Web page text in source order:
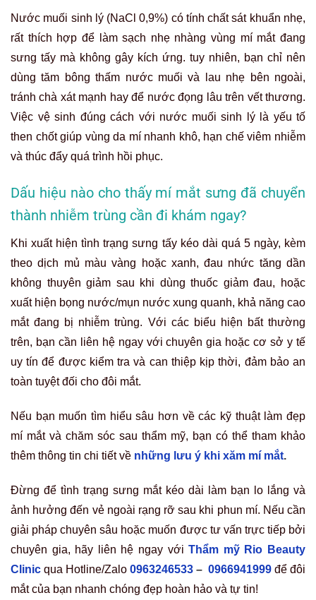
Nước muối sinh lý (NaCl 0,9%) có tính chất sát khuẩn nhẹ,
rất thích hợp để làm sạch nhẹ nhàng vùng mí mắt đang
sưng tấy mà không gây kích ứng. tuy nhiên, bạn chỉ nên
dùng tăm bông thấm nước muối và lau nhẹ bên ngoài,
tránh chà xát mạnh hay để nước đọng lâu trên vết thương.
Việc vệ sinh đúng cách với nước muối sinh lý là yếu tố
then chốt giúp vùng da mí nhanh khô, hạn chế viêm nhiễm
và thúc đẩy quá trình hồi phục.
Dấu hiệu nào cho thấy mí mắt sưng đã chuyển
thành nhiễm trùng cần đi khám ngay?
Khi xuất hiện tình trạng sưng tấy kéo dài quá 5 ngày, kèm
theo dịch mủ màu vàng hoặc xanh, đau nhức tăng dần
không thuyên giảm sau khi dùng thuốc giảm đau, hoặc
xuất hiện bọng nước/mụn nước xung quanh, khả năng cao
mắt đang bị nhiễm trùng. Với các biểu hiện bất thường
trên, bạn cần liên hệ ngay với chuyên gia hoặc cơ sở y tế
uy tín để được kiểm tra và can thiệp kịp thời, đảm bảo an
toàn tuyệt đối cho đôi mắt.
Nếu bạn muốn tìm hiểu sâu hơn về các kỹ thuật làm đẹp
mí mắt và chăm sóc sau thẩm mỹ, bạn có thể tham khảo
thêm thông tin chi tiết về những lưu ý khi xăm mí mắt.
Đừng để tình trạng sưng mắt kéo dài làm bạn lo lắng và
ảnh hưởng đến vẻ ngoài rạng rỡ sau khi phun mí. Nếu cần
giải pháp chuyên sâu hoặc muốn được tư vấn trực tiếp bởi
chuyên gia, hãy liên hệ ngay vớiThẩm mỹ Rio Beauty
Clinic qua Hotline/Zalo 0963246533 – 0966941999 để đôi
mắt của bạn nhanh chóng đẹp hoàn hảo và tự tin!